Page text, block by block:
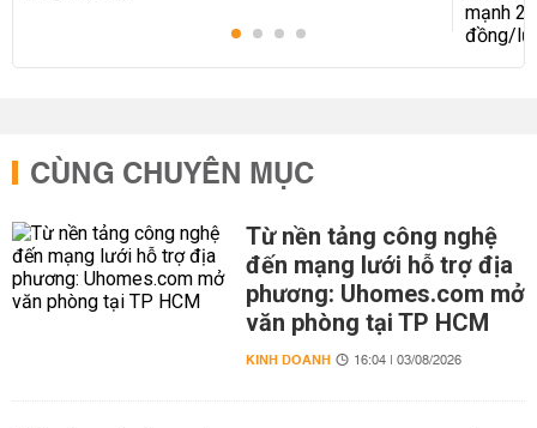
CÙNG CHUYÊN MỤC
Từ nền tảng công nghệ
đến mạng lưới hỗ trợ địa
phương: Uhomes.com mở
văn phòng tại TP HCM
KINH DOANH 16:04 | 03/08/2026